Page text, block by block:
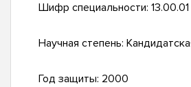
Шифр специальности: 13.00.01
Научная степень:
Год защиты: 2000